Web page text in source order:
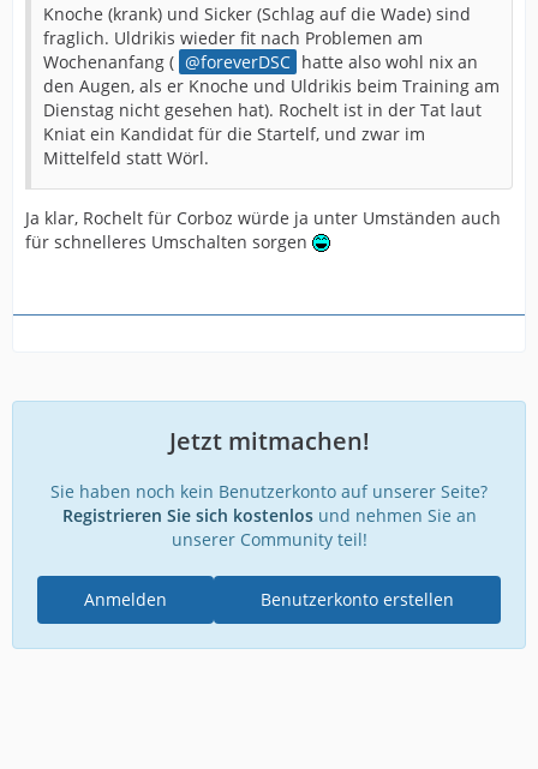
Knoche (krank) und Sicker (Schlag auf die Wade) sind
fraglich. Uldrikis wieder fit nach Problemen am
Wochenanfang (
foreverDSC hatte also wohl nix an
den Augen, als er Knoche und Uldrikis beim Training am
Dienstag nicht gesehen hat). Rochelt ist in der Tat laut
Kniat ein Kandidat für die Startelf, und zwar im
Mittelfeld statt Wörl.
Ja klar, Rochelt für Corboz würde ja unter Umständen auch
für schnelleres Umschalten sorgen
Jetzt mitmachen!
Sie haben noch kein Benutzerkonto auf unserer Seite?
Registrieren Sie sich kostenlosund nehmen Sie an
unserer Community teil!
Benutzerkonto erstellen
Anmelden